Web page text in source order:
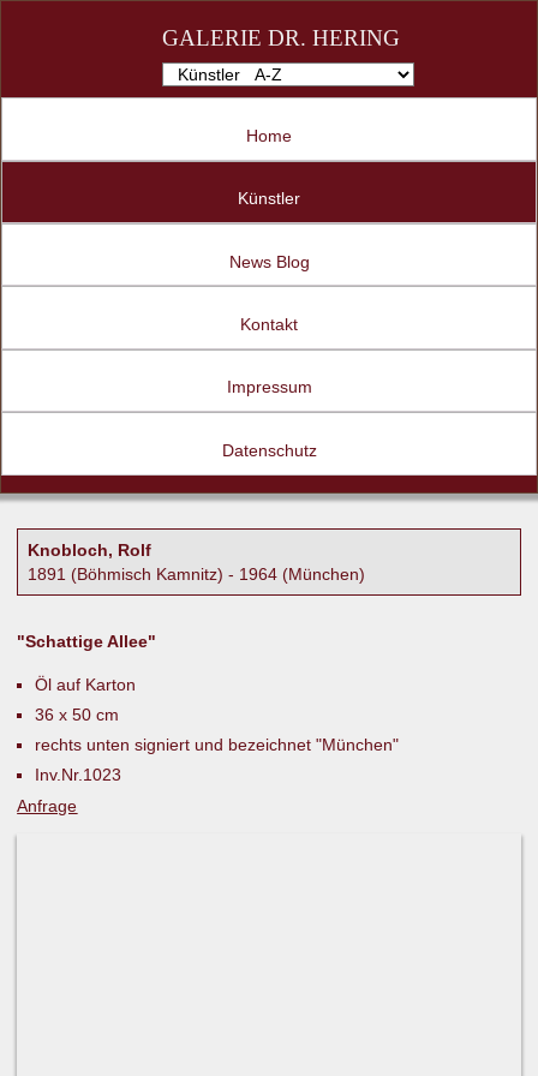
GALERIE DR. HERING
Home
Künstler
News Blog
Kontakt
Impressum
Datenschutz
Knobloch, Rolf
1891 (Böhmisch Kamnitz) - 1964 (München)
"Schattige Allee"
Öl auf Karton
36 x 50 cm
rechts unten signiert und bezeichnet "München"
Inv.Nr.1023
Anfrage